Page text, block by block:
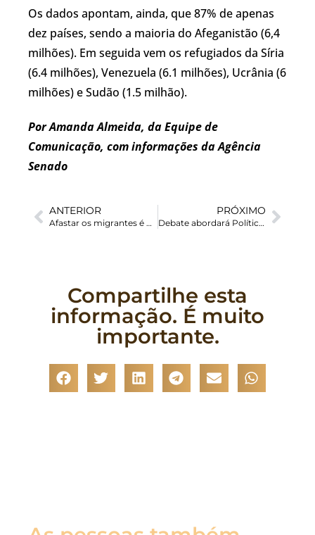
Os dados apontam, ainda, que 87% de apenas
dez países, sendo a maioria do Afeganistão (6,4
milhões). Em seguida vem os refugiados da Síria
(6.4 milhões), Venezuela (6.1 milhões), Ucrânia (6
milhões) e Sudão (1.5 milhão).
Por Amanda Almeida, da Equipe de
Comunicação, com informações da Agência
Senado
ANTERIOR
Afastar os migrantes é um pecado grave, afirma Papa Francisco durante Audiência Geral
PRÓXIMO
Debate abordará Política Nacional para Deslocados Internos
Compartilhe esta
informação. É muito
importante.